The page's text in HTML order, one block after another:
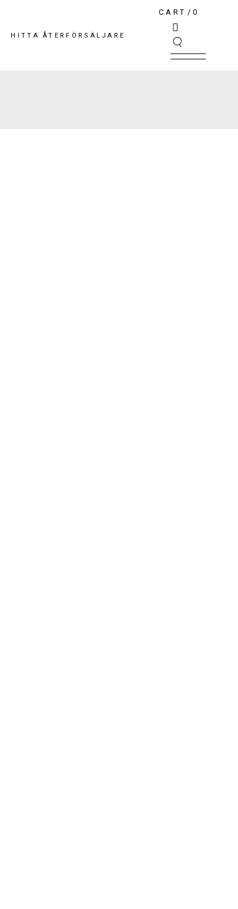
HITTA ÅTERFÖRSÄLJARE
CART 0